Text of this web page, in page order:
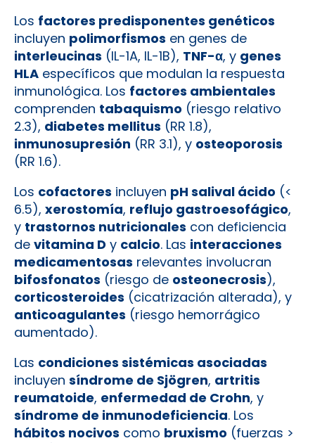
Los factores predisponentes genéticos
incluyen polimorfismos en genes de
interleucinas (IL-1A, IL-1B), TNF-α, y genes
HLA específicos que modulan la respuesta
inmunológica. Los factores ambientales
comprenden tabaquismo (riesgo relativo
2.3), diabetes mellitus (RR 1.8),
inmunosupresión (RR 3.1), y osteoporosis
(RR 1.6).
Los cofactores incluyen pH salival ácido (<
6.5), xerostomía, reflujo gastroesofágico,
y trastornos nutricionales con deficiencia
de vitamina D y calcio. Las interacciones
medicamentosas relevantes involucran
bifosfonatos (riesgo de osteonecrosis),
corticosteroides (cicatrización alterada), y
anticoagulantes (riesgo hemorrágico
aumentado).
Las condiciones sistémicas asociadas
incluyen síndrome de Sjögren, artritis
reumatoide, enfermedad de Crohn, y
síndrome de inmunodeficiencia. Los
hábitos nocivos como bruxismo (fuerzas >